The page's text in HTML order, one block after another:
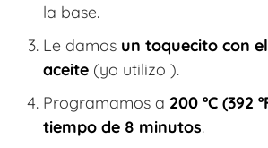
la base.
Le damos un toquecito con
aceite (yo utilizo ).
Programamos a 200 ºC (392
tiempo de 8 minutos.